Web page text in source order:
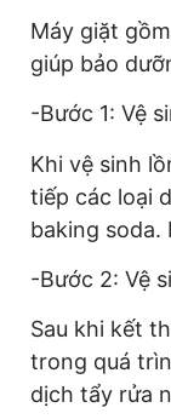
Máy giặt
giúp bảo
-Bước 1: Vệ
Khi vệ sinh
tiếp các loại
baking soda.
-Bước 2: Vệ
Sau khi kết
trong quá
dịch tẩy rửa